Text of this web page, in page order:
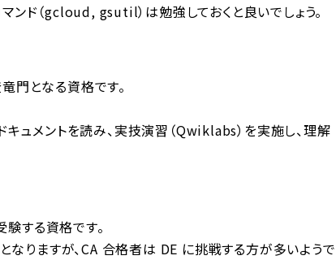
ンド（gcloud, gsutil）は勉強しておくと良いでしょう。
門となる資格です。
キュメントを読み、実技演習（Qwiklabs）を実施し、理解
する資格です。
りますが、CA 合格者は DE に挑戦する方が多いようで